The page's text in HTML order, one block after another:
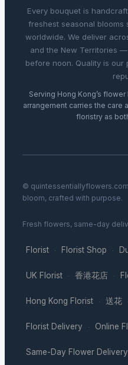
Every bouquet is
freshest seasonal
worldwide. We deliver
and the New Territories
before noon. Quality is
Serving Hong Kong’s
arrangement carries the care
floristry as
©
bloom, crafted with purpose.
Fresh flowers, same-day
Florist · Florist Shop ·
UK Florist · 香港花店 ·
Hong Kong Florist · 送花
Florist Delivery · Online
Same-Day Flower Delivery